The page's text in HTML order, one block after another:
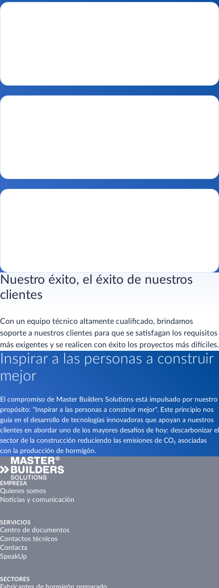
Nuestro éxito, el éxito de nuestros
clientes
Con un equipo técnico altamente cualificado, brindamos
soporte a nuestros clientes para que se satisfagan los requisitos
más exigentes y se realicen con éxito los proyectos más difíciles.
Inspirar a las personas a construir
mejor
El compromiso de Master Builders Solutions está impulsado por nuestro
propósito: "Inspirar a las personas a construir mejor". Este principio nos
guía en el desarrollo de tecnologías innovadoras que apoyan a nuestros
clientes en abordar uno de los mayores desafíos de hoy: descarbonizar el
sector de la construcción reduciendo las emisiones de CO₂ asociadas
con la producción de hormigón.
EMPRESA
Quienes somos
Noticias y comunicación
SERVICIOS
Centro de documentos
Contactos técnicos
Contacta
SpeakUp
SECTORES